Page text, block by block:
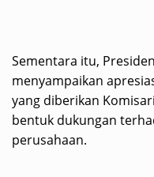
Sementara itu,
menyampaikan
yang diberikan
bentuk dukungan
perusahaan.